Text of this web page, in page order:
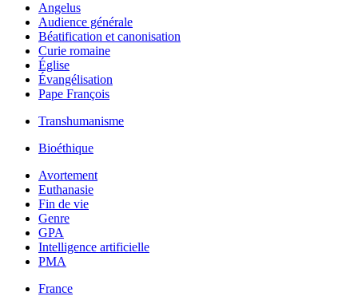
Angelus
Audience générale
Béatification et canonisation
Curie romaine
Église
Évangélisation
Pape François
Transhumanisme
Bioéthique
Avortement
Euthanasie
Fin de vie
Genre
GPA
Intelligence artificielle
PMA
France